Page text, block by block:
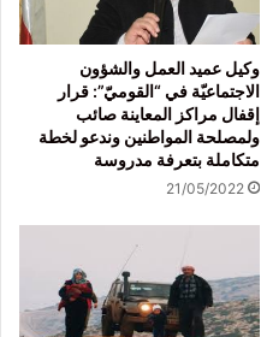
وكيل عميد العمل والشؤون
الاجتماعيّة في “القوميّ”: قرار
إقفال مراكز المعاينة صائب
ولمصلحة المواطنين وندعو لخطة
متكاملة بتعرفة مدروسة
21/05/2022